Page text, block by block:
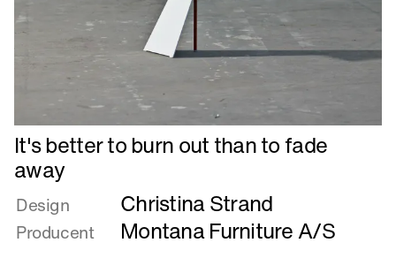
Læs
mere
om
It's
better
to
It's better to burn out than to fade
away
Design Christina Strand
Producent Montana Furniture A/S